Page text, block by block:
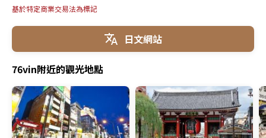
基於特定商業交易法為標記
日文網站
76vin附近的觀光地點